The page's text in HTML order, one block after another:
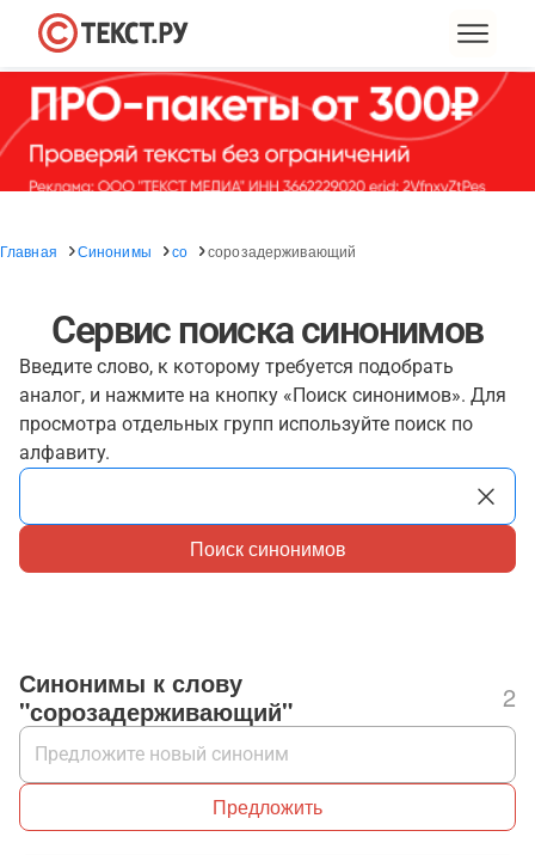
Главная Синонимы со сорозадерживающий
Сервис поиска синонимов
Введите слово, к которому требуется подобрать
аналог, и нажмите на кнопку «Поиск синонимов». Для
просмотра отдельных групп используйте поиск по
алфавиту.
Поиск синонимов
Синонимы к слову
"сорозадерживающий"
2
Предложить